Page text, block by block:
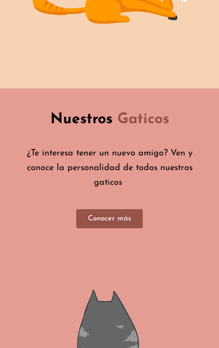
Nuestros Gaticos
¿Te interesa tener un nuevo amigo? Ven y
conoce la personalidad de todos nuestros
gaticos
Conocer más